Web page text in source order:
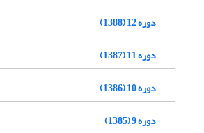
دوره 12 (1388)
دوره 11 (1387)
دوره 10 (1386)
دوره 9 (1385)